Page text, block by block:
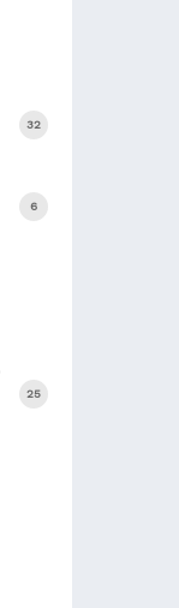
32
6
25